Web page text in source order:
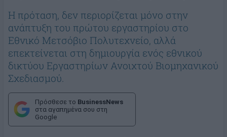
Η πρόταση, δεν περιορίζεται μόνο στην
ανάπτυξη του πρώτου εργαστηρίου στο
Εθνικό Μετσόβιο Πολυτεχνείο, αλλά
επεκτείνεται στη δημιουργία ενός εθνικού
δικτύου Εργαστηρίων Ανοιχτού Βιομηχανικού
Σχεδιασμού.
Πρόσθεσε το BusinessNews
στα αγαπημένα σου στη
Google